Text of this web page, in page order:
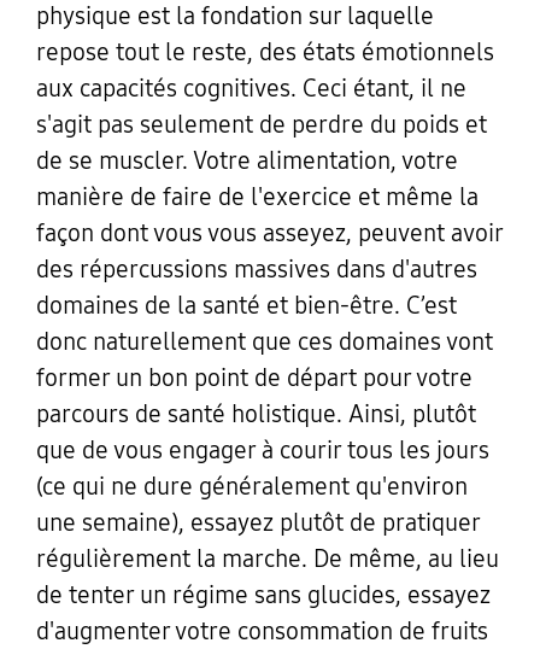
physique est la fondation sur laquelle
repose tout le reste, des états émotionnels
aux capacités cognitives. Ceci étant, il ne
s'agit pas seulement de perdre du poids et
de se muscler. Votre alimentation, votre
manière de faire de l'exercice et même la
façon dont vous vous asseyez, peuvent avoir
des répercussions massives dans d'autres
domaines de la santé et bien-être. C’est
donc naturellement que ces domaines vont
former un bon point de départ pour votre
parcours de santé holistique. Ainsi, plutôt
que de vous engager à courir tous les jours
(ce qui ne dure généralement qu'environ
une semaine), essayez plutôt de pratiquer
régulièrement la marche. De même, au lieu
de tenter un régime sans glucides, essayez
d'augmenter votre consommation de fruits